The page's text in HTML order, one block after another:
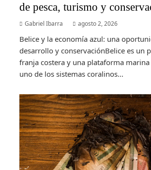
de pesca, turismo y
Gabriel Ibarra agosto 2, 2026
Belice y la economía azul: una
desarrollo y conservaciónBelice es un
franja costera y una plataforma
uno de los sistemas coralinos...